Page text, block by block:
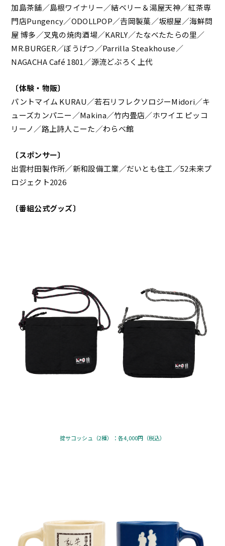
加島茶舗／島根ワイナリー／結ベリー＆湯屋天神／紅茶専
門店Pungency／ODOLLPOP／𠮷岡製菓／坂根屋／海鮮問
屋 博多／叉鬼の焼肉酒場／KARLY／たなべたたらの里／
MR.BURGER／ぼうげつ／Parrilla Steakhouse／
NAGACHA Café 1801／源流どぶろく上代
〔体験・物販〕
パントマイム KURAU／若石リフレクソロジーMidori／キ
ューズカンパニー／Makina／竹内畳店／ホワイエ ピッコ
リーノ／路上詩人こーた／わらべ館
〔スポンサー〕
出雲村田製作所／新和設備工業／だいとも住工／52未来プ
ロジェクト2026
〔番組公式グッズ〕
掟サコッシュ（2種）：各4,000円（税込）